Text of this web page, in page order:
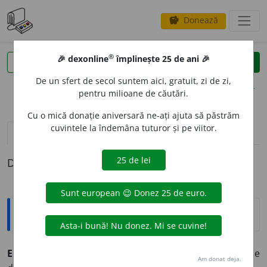
savings Donează
clear
opțiuni
definiții (1) pronunțievolume_up (1)
Definiția cu ID-ul 333416:
Explicative DEX
EM
Care are organele
🎉 dexonline® împlinește 25 de ani 🎉
De un sfert de secol suntem aici, gratuit, zi de zi,
pentru milioane de căutări.
Cu o mică donație aniversară ne-ați ajuta să păstrăm
cuvintele la îndemâna tuturor și pe viitor.
Am donat deja.